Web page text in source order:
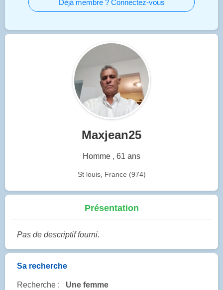
Déjà membre ? Connectez-vous
Maxjean25
Homme , 61 ans
St louis, France (974)
Présentation
Pas de descriptif fourni.
Sa recherche
Recherche : Une femme